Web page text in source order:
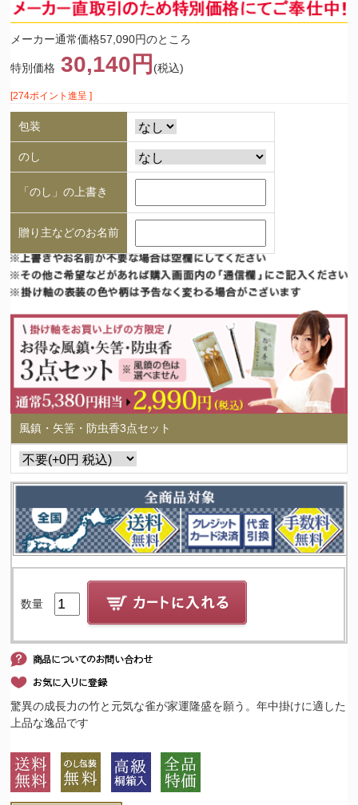
メーカー通常価格57,090円のところ
特別価格 30,140円 (税込)
[274ポイント進呈 ]
包装
のし
「のし」の上書き
贈り主などのお名前
風鎮・矢筈・防虫香3点セット
数量
驚異の成長力の竹と元気な雀が家運隆盛を願う。年中掛けに適した
上品な逸品です